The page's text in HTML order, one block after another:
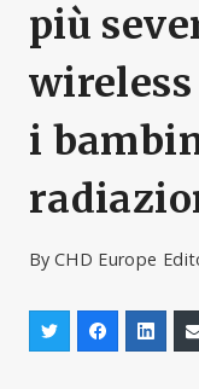
più
i
By CHD Europe